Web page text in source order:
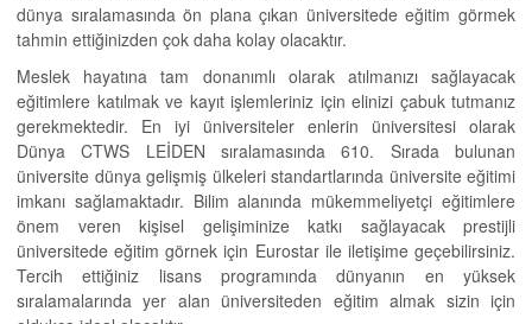
dünya sıralamasında ön plana çıkan üniversitede eğitim görmek
tahmin ettiğinizden çok daha kolay olacaktır.
Meslek hayatına tam donanımlı olarak atılmanızı sağlayacak
eğitimlere katılmak ve kayıt işlemleriniz için elinizi çabuk tutmanız
gerekmektedir. En iyi üniversiteler enlerin üniversitesi olarak
Dünya CTWS LEİDEN sıralamasında 610. Sırada bulunan
üniversite dünya gelişmiş ülkeleri standartlarında üniversite eğitimi
imkanı sağlamaktadır. Bilim alanında mükemmeliyetçi eğitimlere
önem veren kişisel gelişiminize katkı sağlayacak prestijli
üniversitede eğitim görnek için Eurostar ile iletişime geçebilirsiniz.
Tercih ettiğiniz lisans programında dünyanın en yüksek
sıralamalarında yer alan üniversiteden eğitim almak sizin için